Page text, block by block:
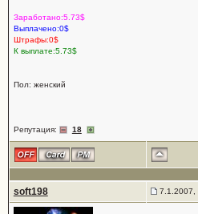
Заработано:5.73$
Выплачено:0$
Штрафы:0$
К выплате:5.73$
Пол: женский
Репутация: 18
soft198 7.1.2007,